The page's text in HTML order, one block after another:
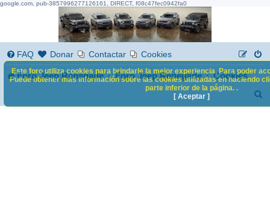
google.com, pub-3857996277126161, DIRECT, f08c47fec0942fa0
FAQ Donar Contactar Cookies
Foro Jeep Renegade Foro Jeep Renegade Cookies
Este foro utiliza cookies para brindarle la mejor experiencia. Para poder
Puede obtener más información sobre las cookies utilizadas en haciendo
parte inferior de la página. .
[ Aceptar ]